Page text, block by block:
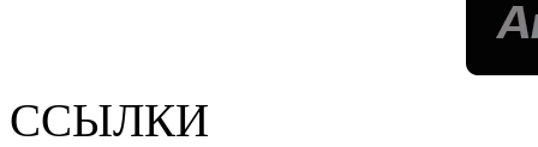
ССЫЛКИ